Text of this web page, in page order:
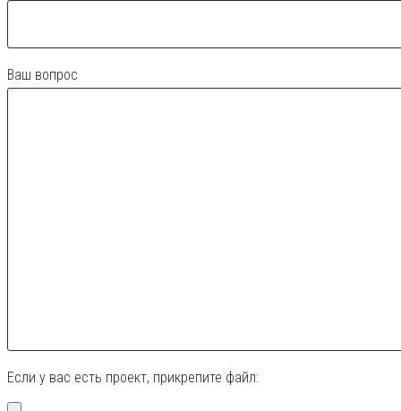
Ваш вопрос
Если у вас есть проект, прикрепите файл: